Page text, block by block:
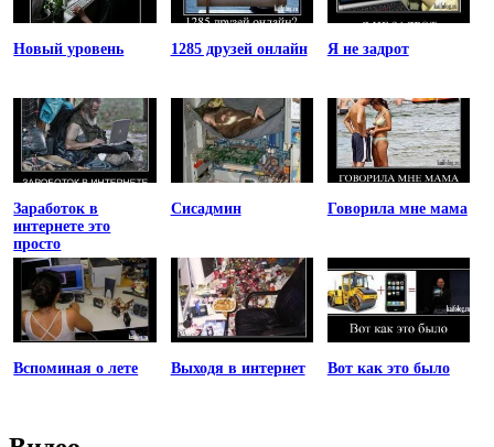
Новый уровень 1285 друзей онлайн Я не задрот
Заработок в
интернете это
просто
Сисадмин Говорила мне мама
Вспоминая о лете Выходя в интернет Вот как это было